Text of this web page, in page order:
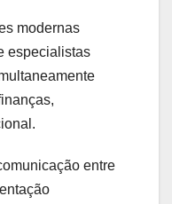
modernas
especialistas
entre